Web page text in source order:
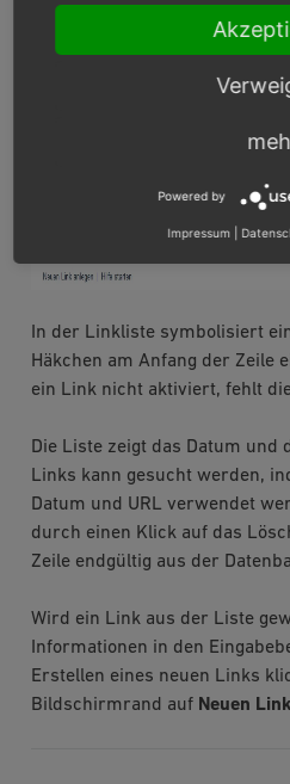
In der Linkliste symbolisiert
Häkchen am Anfang der Zeile
ein Link nicht aktiviert, fehlt
Die Liste zeigt das Datum und
Links kann gesucht werden,
Datum und URL verwendet
durch einen Klick auf das
Zeile endgültig aus der
Wird ein Link aus der Liste
Informationen in den
Erstellen eines neuen Links
Bildschirmrand auf Neuen
Powered by
Impressum